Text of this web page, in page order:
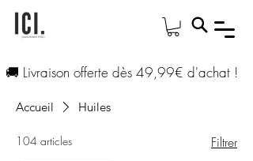
🚚 Livraison offerte dès 49,99€ d'achat !
Accueil Huiles
104 articles Filtrer